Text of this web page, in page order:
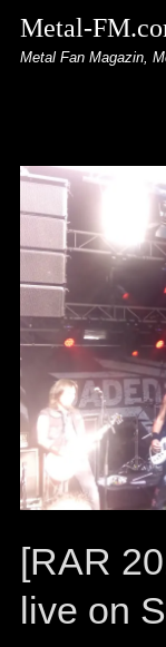
Metal-
Metal Fan Magazin,
[RAR
live on